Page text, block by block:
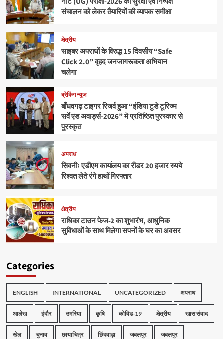
संचालन को लेकर तैयारियों की व्यापक समीक्षा
क्षेत्रीय
साइबर अपराधों के विरुद्ध 15 दिवसीय “Safe
Click 2.0” वृहद जनजागरूकता अभियान
चलेगा
ब्रेकिंग न्यूज
बाँधवगढ़ टाइगर रिजर्व हुआ “इंडिया टुडे टूरिज्म
सर्वे एंड अवार्ड्स-2026” में प्रतिष्ठित पुरस्कार से
पुरस्कृत
अपराध
सिवनीः एडीएम कार्यालय का रीडर 20 हजार रुपये
रिश्वत लेते रंगे हाथों गिरफ्तार
क्षेत्रीय
राधिका टाउन फेज-2 का शुभारंभ, आधुनिक
सुविधाओं के साथ मिलेगा सपनों के घर का अवसर
Categories
ENGLISH INTERNATIONAL UNCATEGORIZED अपराध
आलेख इंदौर उमरिया कृषि कोविड-19 क्षेत्रीय खास संवाद
खेल चुनाव छायाचित्र छिंदवाड़ा जबलपुर जबलपुर